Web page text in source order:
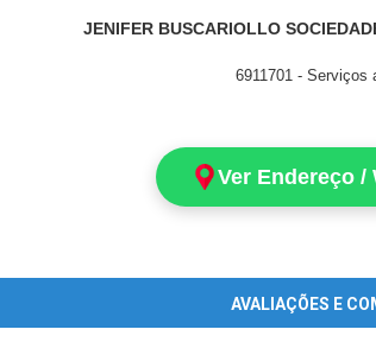
JENIFER BUSCARIOLLO
6911701 - Serviços
Ver Endereço /
AVALIAÇÕES E